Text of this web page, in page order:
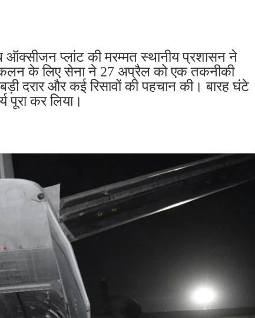
प्लांट की मरम्मत स्थानीय प्रशासन ने
के लिए सेना ने 27 अप्रैल को एक तकनीकी
दरार और कई रिसावों की पहचान की। बारह घंटे
पूरा कर लिया।